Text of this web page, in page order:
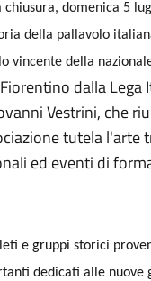
domenica 5
della pallavolo
vincente della
dallaLega
Vestrini, che
tutela l'arte
ed eventi di
e gruppi storici
dedicati alle nuove